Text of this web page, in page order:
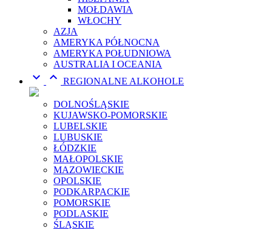
MOŁDAWIA
WŁOCHY
AZJA
AMERYKA PÓŁNOCNA
AMERYKA POŁUDNIOWA
AUSTRALIA I OCEANIA
  REGIONALNE ALKOHOLE
DOLNOŚLĄSKIE
KUJAWSKO-POMORSKIE
LUBELSKIE
LUBUSKIE
ŁÓDZKIE
MAŁOPOLSKIE
MAZOWIECKIE
OPOLSKIE
PODKARPACKIE
POMORSKIE
PODLASKIE
ŚLĄSKIE